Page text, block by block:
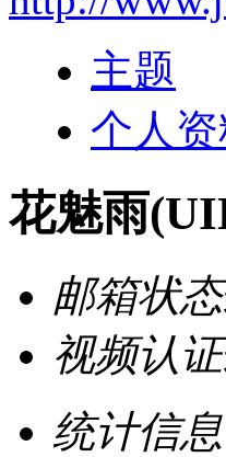
主题
个人
花魅雨
邮箱状态
视频认证
统计信息